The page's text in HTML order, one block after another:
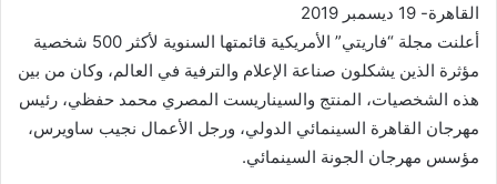
القاهرة- 19 ديسمبر 2019
أعلنت مجلة “فاريتي” الأمريكية قائمتها السنوية لأكثر 500 شخصية
مؤثرة الذين يشكلون صناعة الإعلام والترفية في العالم، وكان من بين
هذه الشخصيات، المنتج والسيناريست المصري محمد حفظي، رئيس
مهرجان القاهرة السينمائي الدولي، ورجل الأعمال نجيب ساويرس،
مؤسس مهرجان الجونة السينمائي.